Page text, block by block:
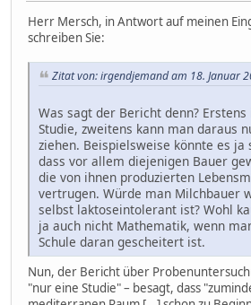
Herr Mersch, in Antwort auf meinen
schreiben Sie:
Zitat von: irgendjemand am 18. Januar
Was sagt der Bericht denn?
Studie, zweitens kann man daraus
ziehen. Beispielsweise könnte es ja
dass vor allem diejenigen Bauer
die von ihnen produzierten
vertrugen. Würde man Milchbauer
selbst laktoseintolerant ist? Wohl
ja auch nicht Mathematik, wenn
Schule daran gescheitert ist.
Nun, der Bericht über
"nur eine Studie" – besagt, dass